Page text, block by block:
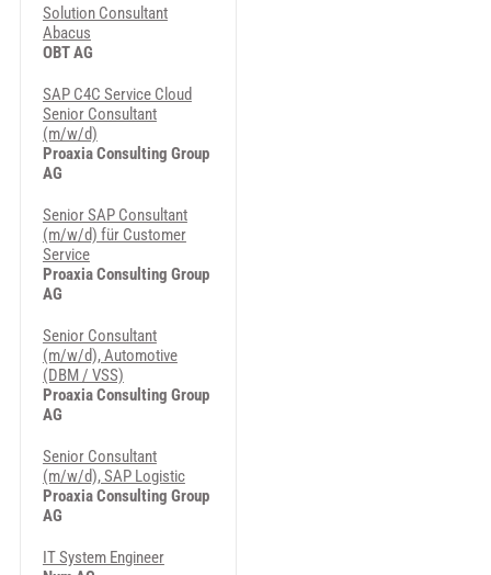
Solution Consultant
Abacus
OBT AG
SAP C4C Service Cloud
Senior Consultant
(m/w/d)
Proaxia Consulting Group
AG
Senior SAP Consultant
(m/w/d) für Customer
Service
Proaxia Consulting Group
AG
Senior Consultant
(m/w/d), Automotive
(DBM / VSS)
Proaxia Consulting Group
AG
Senior Consultant
(m/w/d), SAP Logistic
Proaxia Consulting Group
AG
IT System Engineer